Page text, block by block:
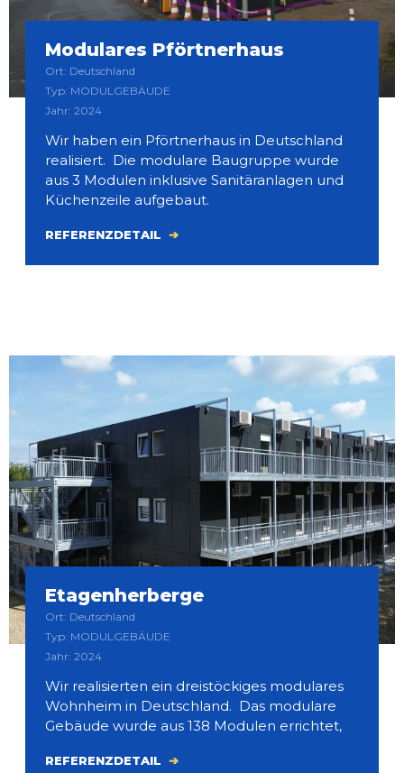
Modulares Pförtnerhaus
Ort: Deutschland
Typ: MODULGEBÄUDE
Jahr: 2024
Wir haben ein Pförtnerhaus in Deutschland
realisiert. Die modulare Baugruppe wurde
aus 3 Modulen inklusive Sanitäranlagen und
Küchenzeile aufgebaut.
REFERENZDETAIL
Etagenherberge
Ort: Deutschland
Typ: MODULGEBÄUDE
Jahr: 2024
Wir realisierten ein dreistöckiges modulares
Wohnheim in Deutschland. Das modulare
Gebäude wurde aus 138 Modulen errichtet,
REFERENZDETAIL